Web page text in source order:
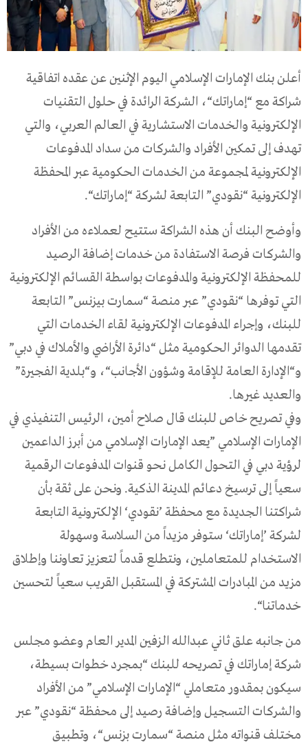
أعلنبنك الإمارات الإسلامي اليوم الإثنينعنعقده اتفاقية
شراكة مع “إماراتك“، الشركة الرائدة فيحلول التقنيات
الإلكترونية والخدمات الاستشارية في العالم العربي، والتي
تهدفإلى تمكين الأفراد والشركات من سداد المدفوعات
الإلكترونيةلمجموعة من الخدمات الحكوميةعبر المحفظة
الإلكترونية“نقودي” التابعة لشركة“إماراتك“.
وأوضح البنك أن هذه الشراكة ستتيح لعملاءه من الأفراد
والشركات فرصة الاستفادة منخدماتإضافة الرصيد
للمحفظة الإلكترونية والمدفوعاتبواسطة القسائم الإلكترونية
التي توفرها “نقودي” عبر منصة“سمارتبيزنس” التابعة
للبنك، وإجراء المدفوعات الإلكترونية لقاء الخدمات التي
تقدمها الدوائر الحكومية مثل“دائرة الأراضي والأملاك في دبي”
و“الإدارة العامة للإقامة وشؤون الأجانب“، و“بلدية الفجيرة”
والعديد غيرها.
وفي تصريحخاص للبنك قال صلاح أمين، الرئيس التنفيذي في
الإمارات الإسلامي ”يعد الإمارات الإسلامي من أبرز الداعمين
لرؤية دبي في التحول الكاملنحو قنوات المدفوعات الرقمية
سعياً إلى ترسيخ دعائم المدينة الذكية. ونحنعلى ثقةبأن
شراكتنا الجديدة مع محفظة ’نقودي‘ الإلكترونية التابعة
لشركة ’إماراتك‘ ستوفر مزيداً من السلاسة وسهولة
الاستخدام للمتعاملين، ونتطلع قدماً لتعزيز تعاوننا وإطلاق
مزيد من المبادرات المشتركة في المستقبل القريب سعياً لتحسين
خدماتنا“.
منجانبهعلقثاني عبدالله الزفين المدير العام وعضو مجلس
شركةإماراتك في تصريحه للبنك“بمجردخطواتبسيطة،
سيكونبمقدور متعاملي “الإمارات الإسلامي” من الأفراد
والشركات التسجيل وإضافة رصيد إلى محفظة“نقودي” عبر
مختلف قنواته مثل منصة“سمارتبزنس“، وتطبيق